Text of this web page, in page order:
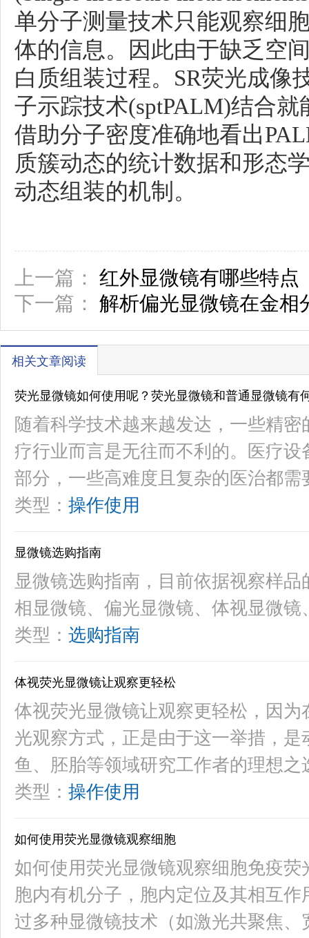
单分子测量技术只能观察细
体的信息。因此由于缺乏空
白质组装过程。SR荧光成像
子示踪技术(sptPALM)结合
借助分子密度准确地看出
质簇动态的统计数据和形态
动态组装的机制。
上一篇： 红外显微镜有哪些特点
下一篇： 解析偏光显微镜在金相
相关文章阅读
荧光显微镜如何使用呢？荧光显微镜和普通显微镜有
随着科学技术越来越发达，一些精
疗行业而言是无往而不利的。医疗
部分，一些高难度且复杂的医治都
类型： 操作使用
显微镜选购指南
显微镜选购指南，目前依据视察样
相显微镜、偏光显微镜、体视显微
类型： 选购指南
体视荧光显微镜让观察更轻松
体视荧光显微镜让观察更轻松，因
光观察方式，正是由于这一举措，
鱼、胚胎等领域研究工作者的理想之
类型： 操作使用
如何使用荧光显微镜观察细胞
如何使用荧光显微镜观察细胞免疫
胞内有机分子，胞内定位及其相互
过多种显微镜技术（如激光共聚焦